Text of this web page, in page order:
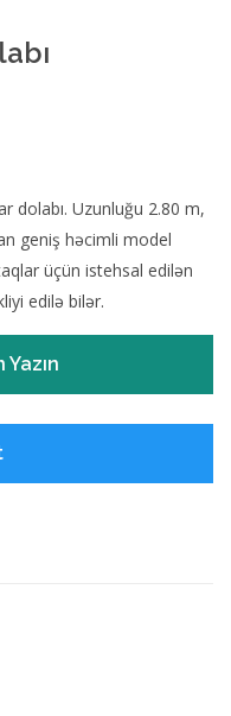
dolabı. Uzunluğu 2.80 m,
geniş həcimli model
üçün istehsal edilən
edilə bilər.